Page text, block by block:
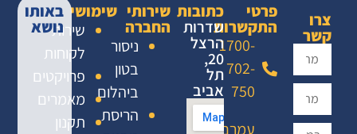
צרו
קשר
פרטי
התקשרות
1700-
702-
750
עמרם:
כתובות
שדרות
הרצל
20,
תל
אביב
שירותי
החברה
ניסור
בטון
ביהלום
הריסת
שימושי
שירות
לקוחות
פרויקטים
מאמרים
תקנון
באותו
נושא